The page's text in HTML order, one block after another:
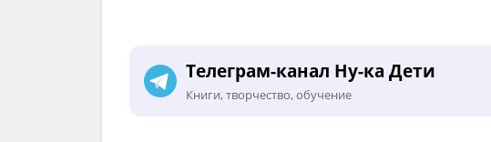
Телеграм-канал Ну-ка Дети
Книги, творчество, обучение